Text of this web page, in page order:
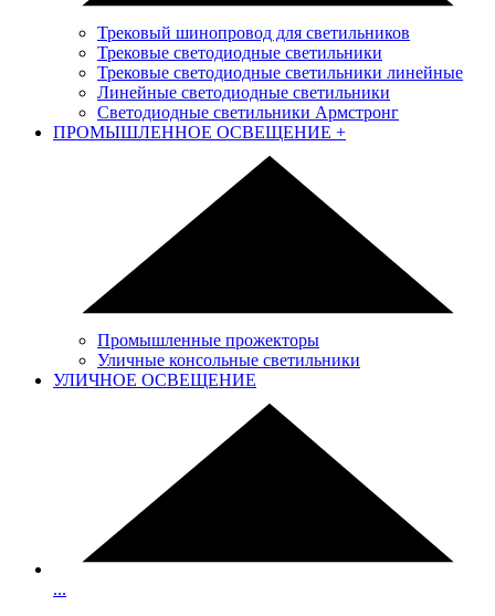
Трековый шинопровод для светильников
Трековые светодиодные светильники
Трековые светодиодные светильники линейные
Линейные светодиодные светильники
Светодиодные светильники Армстронг
ПРОМЫШЛЕННОЕ ОСВЕЩЕНИЕ +
Промышленные прожекторы
Уличные консольные светильники
УЛИЧНОЕ ОСВЕЩЕНИЕ
...